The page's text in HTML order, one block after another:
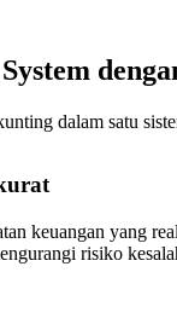
dalam satu
keuangan yang
risiko